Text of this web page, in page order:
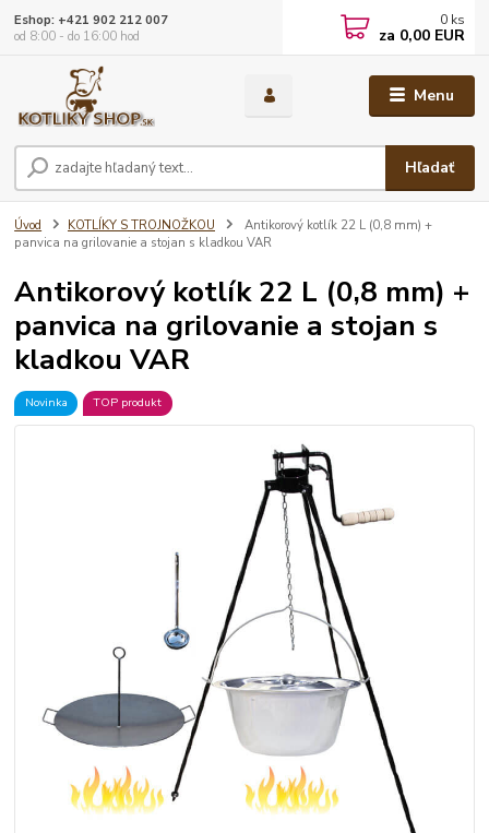
Menu
Hľadať
Eshop: +421 902 212 007
od 8:00 - do 16:00 hod
0 ks
za 0,00 EUR
Úvod KOTLÍKY S TROJNOŽKOU
Antikorový kotlík 22 L (0,8 mm) +
panvica na grilovanie a stojan s kladkou VAR
Antikorový kotlík 22 L (0,8 mm) +
panvica na grilovanie a stojan s
kladkou VAR
Novinka TOP produkt